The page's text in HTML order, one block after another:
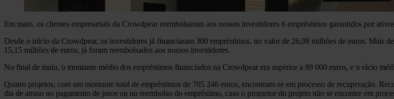
Em maio, os clientes empresariais da Crowdpear reembolsaram aos nossos investidores 6 empréstimos garantidos por
Desde o início da Crowdpear, os investidores já financiaram 300 empréstimos, no valor de 26,98 milhões de euros. Mais
15,15 milhões de euros, já foram reembolsados aos nossos investidores.
No final de maio, o montante médio dos empréstimos financiados na Crowdpear era superior a 89 000 euros, e o rácio
Quatro projetos, com um montante total de empréstimos de 705 246 euros, encontram-se em processo de recuperação.
dia de atraso no pagamento de juros ou no reembolso do empréstimo, caso o promotor do projeto não se encontre em